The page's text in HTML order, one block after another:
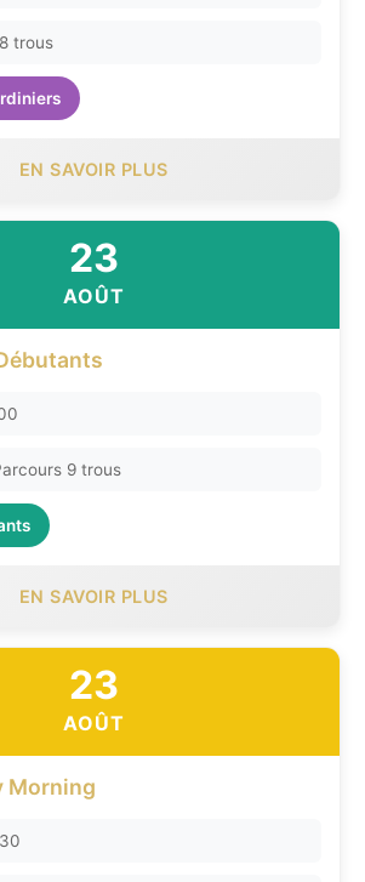
trous
EN SAVOIR PLUS
23
AOÛT
9 trous
EN SAVOIR PLUS
23
AOÛT
Morning